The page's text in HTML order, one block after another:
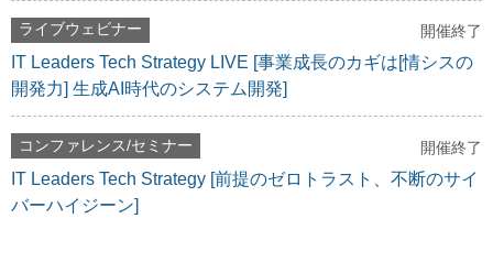
ライブウェビナー 開催終了
IT Leaders Tech Strategy LIVE [事業成長のカギは[情シスの
開発力] 生成AI時代のシステム開発]
コンファレンス/セミナー 開催終了
IT Leaders Tech Strategy [前提のゼロトラスト、不断のサイ
バーハイジーン]